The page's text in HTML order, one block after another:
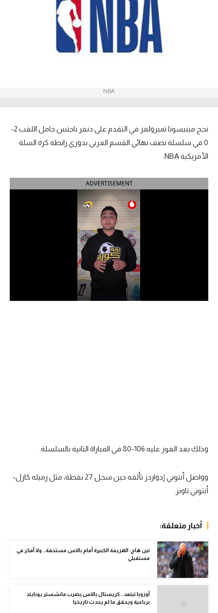
الدوري الإنجليزي الممتاز
الدوري السعودي للمحترفين
دوري أبطال إفريقيا
سعودي في الجول
الدوري الإسباني
القسم الثاني
رياضات أخرى
أمم إفريقيا
كرة السلة الأمريكية
كرة سلة
NBA
نجح مينيسوتا تمبرولفز في التقدم على دنفر ناجتس حامل اللقب 2-
0 في سلسلة نصف نهائي القسم الغربي بدوري رابطة كرة السلة
الأمريكية NBA.
ADVERTISEMENT
وذلك بعد الفوز عليه 106-80 في المباراة الثانية بالسلسلة.
وواصل أنتوني إدواردز تألقه حين سجل 27 نقطة، مثل زميله كارل-
أنتوني تاونز.
أخبار متعلقة:
تين هاج: الهزيمة الكبيرة أمام بالاس مستحقة.. ولا أفكر في
مستقبلي
أوروبا تبتعد.. كريستال بالاس يضرب مانشستر يونايتد
برباعية ويحقق ما لم يحدث تاريخيا